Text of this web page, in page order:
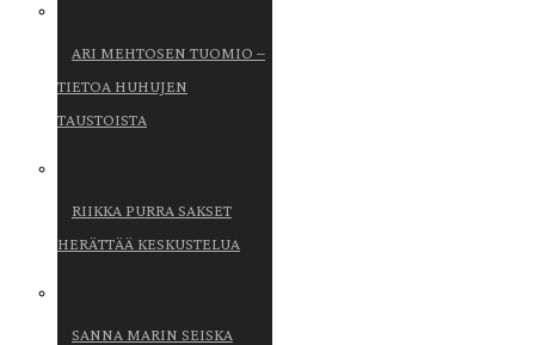
ARI MEHTOSEN TUOMIO –
TIETOA HUHUJEN
TAUSTOISTA
RIIKKA PURRA SAKSET
HERÄTTÄÄ KESKUSTELUA
SANNA MARIN SEISKA